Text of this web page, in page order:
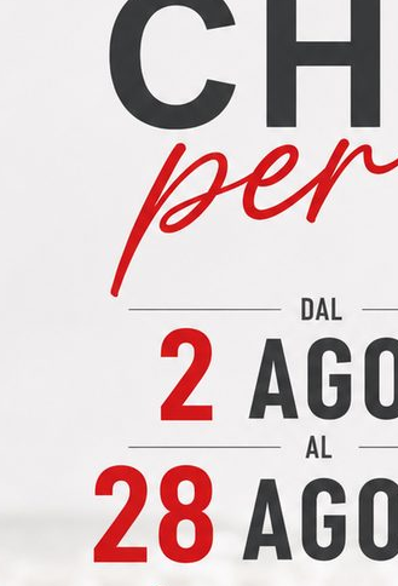
CUCINA CREO L=425cm. con
omaggio
CUCINA CREO L=425cm. con FRIGO
TABLET con alte caratteristiche L'offerta
CUCINA LUBE modello
CUCINA LUBE modello PANTHEON È
Il modello Pantheon della Lube cucine si
LIVING - Soggiorno Spagnol
LIVING - Soggiorno Spagnol mobili
Spagnol Mobili, azienda italiana
Soggiorno Spagnol mobili
Soggiorno Spagnol mobili Soggiorno
soluzione componibile in melaminico,